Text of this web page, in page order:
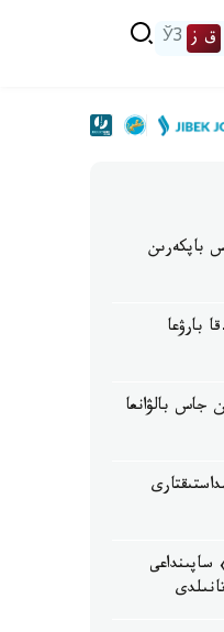
ق ز ЎЗ
باپكەرىن
بارۋعا
جاس بالۋانعا